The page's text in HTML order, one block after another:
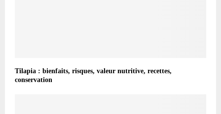
Tilapia : bienfaits, risques, valeur nutritive, recettes,
conservation